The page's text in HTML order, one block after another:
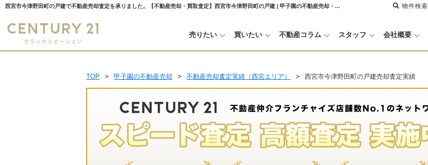
西宮市今津野田町の戸建で不動産売却査定を承りました。【不動産売却・買取査定】西宮市今津野田町の戸建 | 甲子園の不動産売却・買取・住宅購入はセンチュリー21グランクリエーション
売りたい 買いたい 不動産コラム スタッフ 会社概要
TOP 甲子園の不動産売却 不動産売却査定実績（西宮エリア） 西宮市今津野田町の戸建売却査定実績
物件検索